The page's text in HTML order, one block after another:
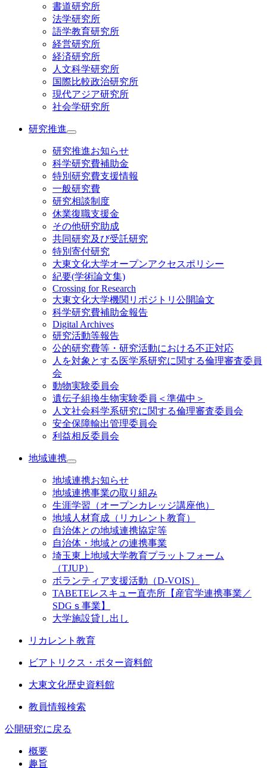
書道研究所
法学研究所
語学教育研究所
経営研究所
経済研究所
人文科学研究所
国際比較政治研究所
現代アジア研究所
社会学研究所
研究推進
研究推進お知らせ
科学研究費補助金
特別研究費支援情報
一般研究費
研究相談制度
休業復職支援金
その他研究助成
共同研究及び受託研究
特別寄付研究
大東文化大学オープンアクセスポリシー
紀要(学術論文集)
Crossing for Research
大東文化大学機関リポジトリ公開論文
科学研究費補助金報告
Digital Archives
研究活動等報告
公的研究費等・研究活動における不正対応
人を対象とする医学系研究に関する倫理審査委員
会
動物実験委員会
遺伝子組換生物実験委員＜準備中＞
人文社会科学系研究に関する倫理審査委員会
安全保障輸出管理委員会
利益相反委員会
地域連携
地域連携お知らせ
地域連携事業の取り組み
生涯学習（オープンカレッジ講座他）
地域人材育成（リカレント教育）
自治体との地域連携協定等
自治体・地域との連携事業
埼玉東上地域大学教育プラットフォーム
（TJUP）
ボランティア支援活動（D-VOIS）
TABETEレスキュー直売所【産官学連携事業／
SDGｓ事業】
大学施設貸し出し
リカレント教育
ビアトリクス・ポター資料館
大東文化歴史資料館
教員情報検索
公開研究に戻る
概要
趣旨